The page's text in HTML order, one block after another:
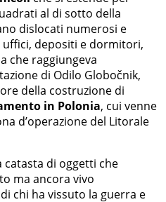
al di sotto della
dislocati numerosi e
depositi e dormitori,
che raggiungeva
di Odilo Globočnik,
della costruzione di
in Polonia, cui venne
d’operazione del Litorale
di oggetti che
ma ancora vivo
chi ha vissuto la guerra e